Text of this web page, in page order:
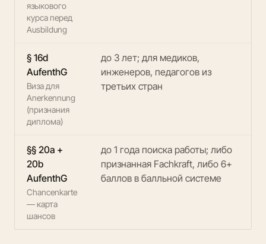
языкового
курса перед
Ausbildung
§ 16d
AufenthG
Виза для
Anerkennung
(признания
диплома)
до 3 лет; для медиков,
инженеров, педагогов из
третьих стран
§§ 20a +
20b
AufenthG
Chancenkarte
— карта
шансов
до 1 года поиска работы; либо
признанная Fachkraft, либо 6+
баллов в балльной системе